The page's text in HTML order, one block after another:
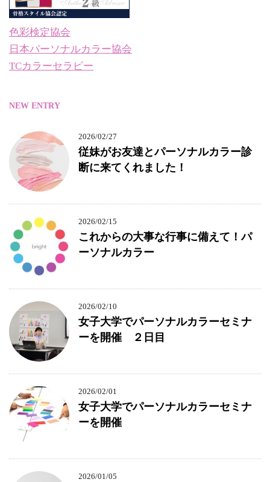
色彩検定協会
日本パーソナルカラー協会
TCカラーセラピー
NEW ENTRY
2026/02/27
従妹がお友達とパーソナルカラー診
断に来てくれました！
2026/02/15
これからの大事な行事に備えて！パ
ーソナルカラー
2026/02/10
女子大学でパーソナルカラーセミナ
ーを開催 ２日目
2026/02/01
女子大学でパーソナルカラーセミナ
ーを開催
2026/01/05